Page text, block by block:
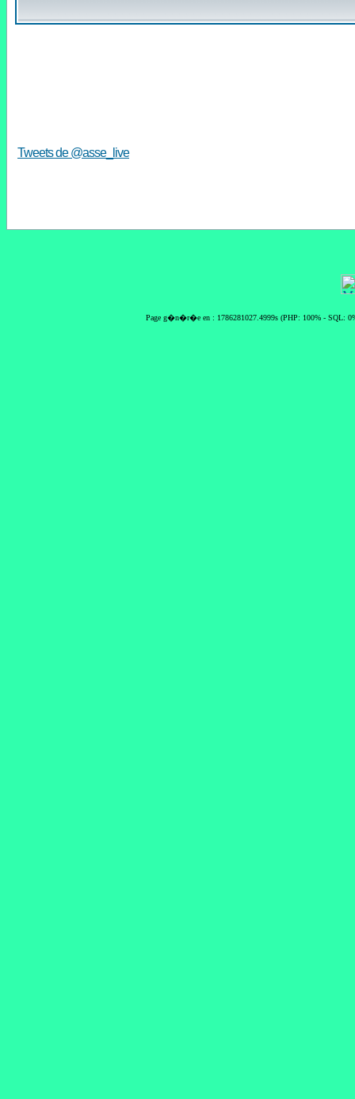
Tweets de @asse_live
Page g�n�r�e en : 1786281027.4999s (PHP: 100% - SQL: